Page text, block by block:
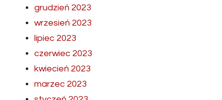
grudzień 2023
wrzesień 2023
lipiec 2023
czerwiec 2023
kwiecień 2023
marzec 2023